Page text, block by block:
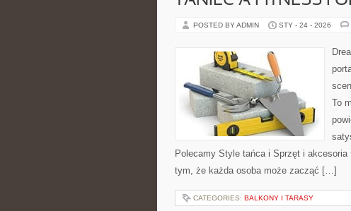
POSTED BY ADMIN STY - 24 - 2026
To
Polecamy Style tańca i Sprzęt i
tym, że każda osoba może zacząć […]
CATEGORIES: BALKONY I TARASY